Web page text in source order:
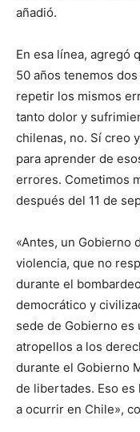
añadió.
En esa línea, agregó
50 años tenemos
repetir los mismos
tanto dolor y
chilenas, no. Sí creo
para aprender de
errores. Cometimos
después del 11 de
«Antes, un Gobierno
violencia, que no
durante el
democrático y
sede de Gobierno
atropellos a los
durante el Gobierno
de libertades. Eso
a ocurrir en Chile»,